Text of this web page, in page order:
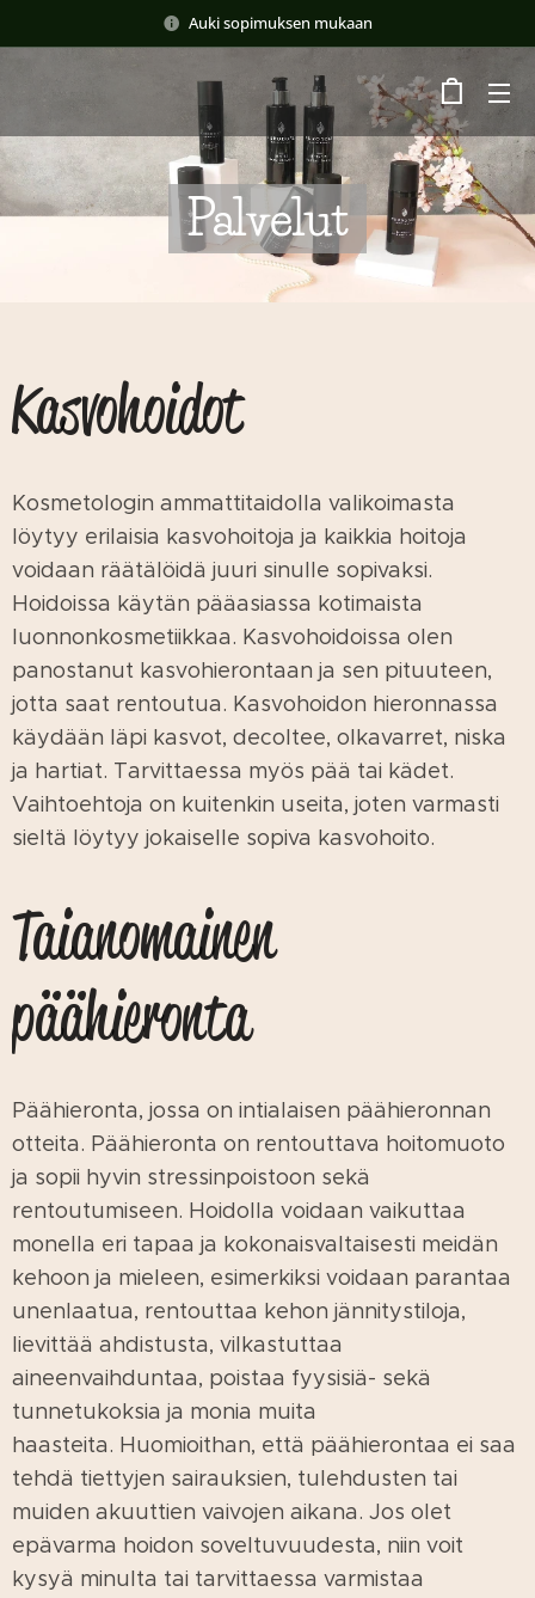
Auki sopimuksen mukaan
Palvelut
Kasvohoidot
Kosmetologin ammattitaidolla valikoimasta
löytyy erilaisia kasvohoitoja ja kaikkia hoitoja
voidaan räätälöidä juuri sinulle sopivaksi.
Hoidoissa käytän pääasiassa kotimaista
luonnonkosmetiikkaa. Kasvohoidoissa olen
panostanut kasvohierontaan ja sen pituuteen,
jotta saat rentoutua. Kasvohoidon hieronnassa
käydään läpi kasvot, decoltee, olkavarret, niska
ja hartiat. Tarvittaessa myös pää tai kädet.
Vaihtoehtoja on kuitenkin useita, joten varmasti
sieltä löytyy jokaiselle sopiva kasvohoito.
Taianomainen
päähieronta
Päähieronta, jossa on intialaisen päähieronnan
otteita. Päähieronta on rentouttava hoitomuoto
ja sopii hyvin stressinpoistoon sekä
rentoutumiseen. Hoidolla voidaan vaikuttaa
monella eri tapaa ja kokonaisvaltaisesti meidän
kehoon ja mieleen, esimerkiksi voidaan parantaa
unenlaatua, rentouttaa kehon jännitystiloja,
lievittää ahdistusta, vilkastuttaa
aineenvaihduntaa, poistaa fyysisiä- sekä
tunnetukoksia ja monia muita
haasteita. Huomioithan, että päähierontaa ei saa
tehdä tiettyjen sairauksien, tulehdusten tai
muiden akuuttien vaivojen aikana. Jos olet
epävarma hoidon soveltuvuudesta, niin voit
kysyä minulta tai tarvittaessa varmistaa